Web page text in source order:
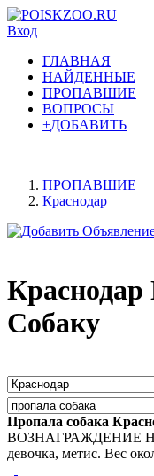
Вход
ГЛАВНАЯ
НАЙДЕННЫЕ
ПРОПАВШИЕ
ВОПРОСЫ
+ДОБАВИТЬ
ПРОПАВШИЕ
Краснодар
Собаку
Пропала собака
ВОЗНАГРАЖДЕНИЕ
девочка, метис. Вес